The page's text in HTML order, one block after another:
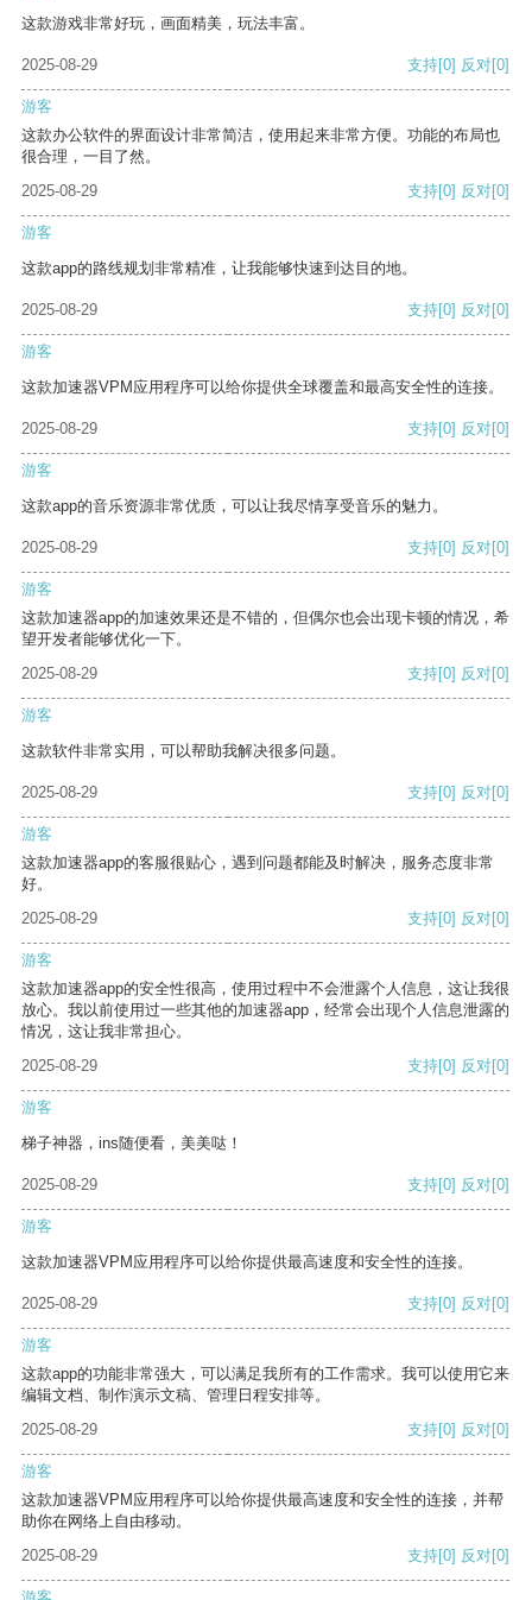
这款游戏非常好玩，画面精美，玩法丰富。
2025-08-29 支持[0] 反对[0]
游客
这款办公软件的界面设计非常简洁，使用起来非常方便。功能的布局也
很合理，一目了然。
2025-08-29
支持[0] 反对[0]
游客
这款app的路线规划非常精准，让我能够快速到达目的地。
2025-08-29 支持[0] 反对[0]
游客
这款加速器VPM应用程序可以给你提供全球覆盖和最高安全性的连接。
2025-08-29 支持[0] 反对[0]
游客
这款app的音乐资源非常优质，可以让我尽情享受音乐的魅力。
2025-08-29 支持[0] 反对[0]
游客
这款加速器app的加速效果还是不错的，但偶尔也会出现卡顿的情况，希
望开发者能够优化一下。
2025-08-29
支持[0] 反对[0]
游客
这款软件非常实用，可以帮助我解决很多问题。
2025-08-29 支持[0] 反对[0]
游客
这款加速器app的客服很贴心，遇到问题都能及时解决，服务态度非常
好。
2025-08-29
支持[0] 反对[0]
游客
这款加速器app的安全性很高，使用过程中不会泄露个人信息，这让我很
放心。我以前使用过一些其他的加速器app，经常会出现个人信息泄露的
情况，这让我非常担心。
2025-08-29
支持[0] 反对[0]
游客
梯子神器，ins随便看，美美哒！
2025-08-29 支持[0] 反对[0]
游客
这款加速器VPM应用程序可以给你提供最高速度和安全性的连接。
2025-08-29 支持[0] 反对[0]
游客
这款app的功能非常强大，可以满足我所有的工作需求。我可以使用它来
编辑文档、制作演示文稿、管理日程安排等。
2025-08-29
支持[0] 反对[0]
游客
这款加速器VPM应用程序可以给你提供最高速度和安全性的连接，并帮
助你在网络上自由移动。
2025-08-29
支持[0] 反对[0]